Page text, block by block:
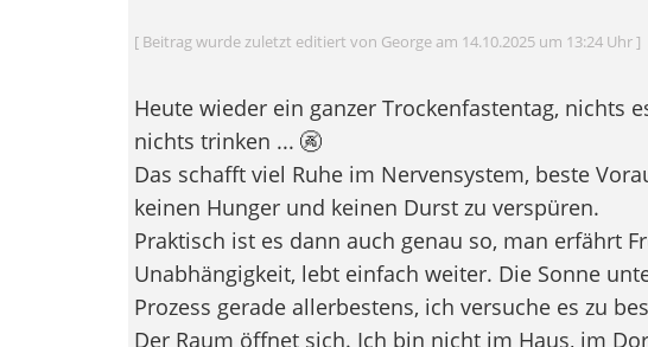
[ Beitrag wurde zuletzt editiert von George am 14.10.2025 um 13:24 Uhr ]
Heute wieder ein ganzer Trockenfastentag, nichts
nichts trinken ... 🚱
Das schafft viel Ruhe im Nervensystem, beste
keinen Hunger und keinen Durst zu verspüren.
Praktisch ist es dann auch genau so, man erfährt
Unabhängigkeit, lebt einfach weiter. Die Sonne
Prozess gerade allerbestens, ich versuche es zu
Der Raum öffnet sich. Ich bin nicht im Haus, im